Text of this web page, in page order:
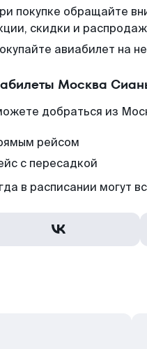
покупке обращайте
скидки и
авиабилет на
Москва
добраться из
рейсом
с пересадкой
в расписании могут